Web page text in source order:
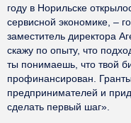
году в Норильске
сервисной экономике, –
заместитель директора
скажу по опыту, что
ты понимаешь, что твой
профинансирован.
предпринимателей и
сделать первый шаг».